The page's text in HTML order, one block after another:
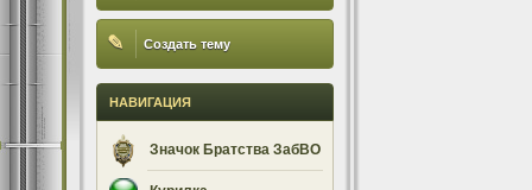
✎ Создать тему
НАВИГАЦИЯ
Значок Братства ЗабВО